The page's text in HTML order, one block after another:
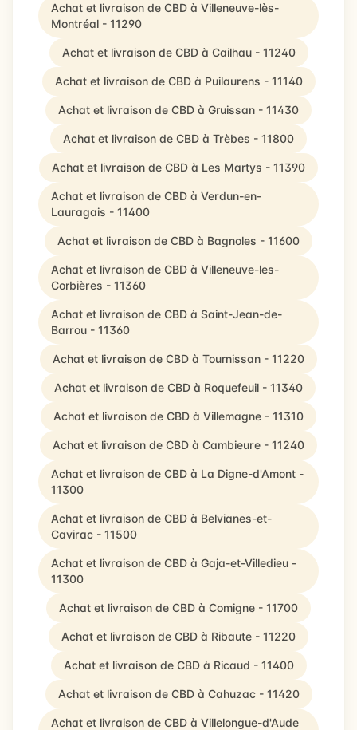
Achat et livraison de CBD à Villeneuve-lès-
Montréal - 11290
Achat et livraison de CBD à Cailhau - 11240
Achat et livraison de CBD à Puilaurens - 11140
Achat et livraison de CBD à Gruissan - 11430
Achat et livraison de CBD à Trèbes - 11800
Achat et livraison de CBD à Les Martys - 11390
Achat et livraison de CBD à Verdun-en-
Lauragais - 11400
Achat et livraison de CBD à Bagnoles - 11600
Achat et livraison de CBD à Villeneuve-les-
Corbières - 11360
Achat et livraison de CBD à Saint-Jean-de-
Barrou - 11360
Achat et livraison de CBD à Tournissan - 11220
Achat et livraison de CBD à Roquefeuil - 11340
Achat et livraison de CBD à Villemagne - 11310
Achat et livraison de CBD à Cambieure - 11240
Achat et livraison de CBD à La Digne-d'Amont -
11300
Achat et livraison de CBD à Belvianes-et-
Cavirac - 11500
Achat et livraison de CBD à Gaja-et-Villedieu -
11300
Achat et livraison de CBD à Comigne - 11700
Achat et livraison de CBD à Ribaute - 11220
Achat et livraison de CBD à Ricaud - 11400
Achat et livraison de CBD à Cahuzac - 11420
Achat et livraison de CBD à Villelongue-d'Aude